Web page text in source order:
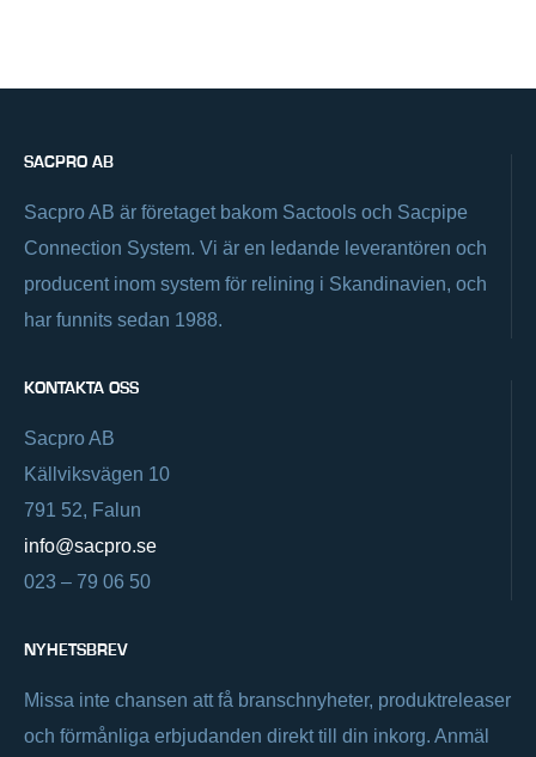
SACPRO AB
Sacpro AB är företaget bakom Sactools och Sacpipe
Connection System. Vi är en ledande leverantören och
producent inom system för relining i Skandinavien, och
har funnits sedan 1988.
KONTAKTA OSS
Sacpro AB
Källviksvägen 10
791 52, Falun
info@sacpro.se
023 – 79 06 50
NYHETSBREV
Missa inte chansen att få branschnyheter, produktreleaser
och förmånliga erbjudanden direkt till din inkorg. Anmäl